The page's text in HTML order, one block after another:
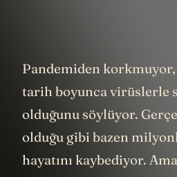
Pandemiden korkmuyor,
tarih boyunca virüslerle
olduğunu söylüyor.
olduğu gibi bazen